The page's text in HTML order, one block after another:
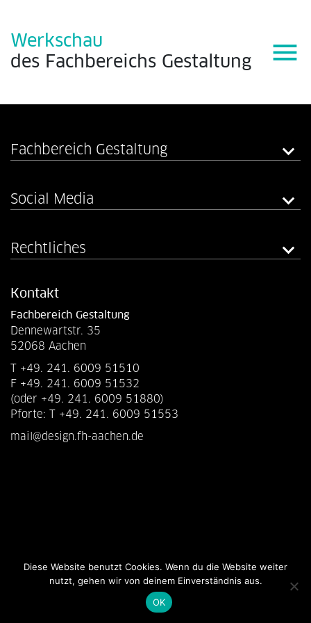
Werkschau
des Fachbereichs Gestaltung menu
Fachbereich Gestaltung
Social Media
Rechtliches
Kontakt
Fachbereich Gestaltung
Dennewartstr. 35
52068 Aachen
T +49. 241. 6009 51510
F +49. 241. 6009 51532
(oder +49. 241. 6009 51880)
Pforte: T +49. 241. 6009 51553
mail@design.fh-aachen.de
Diese Website benutzt Cookies. Wenn du die Website weiter
nutzt, gehen wir von deinem Einverständnis aus.
OK